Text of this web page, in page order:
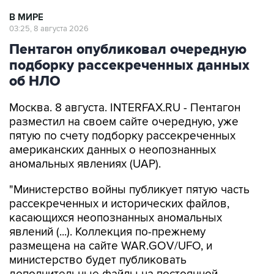
Пентагон опубликовал очередную
подборку рассекреченных данных
об НЛО
Москва. 8 августа. INTERFAX.RU - Пентагон
пятую по счету подборку рассекреченных
американских данных о неопознанных
аномальных явлениях (UAP).
"Министерство войны публикует пятую часть
касающихся неопознанных аномальных
явлений (...). Коллекция по-прежнему
размещена на сайте WAR.GOV/UFO, и
министерство будет публиковать
дополнительные файлы на постоянной
основе", - заявил пресс-секретарь Пентагона